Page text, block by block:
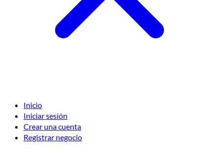
Inicio
Iniciar sesión
Crear una cuenta
Registrar negocio